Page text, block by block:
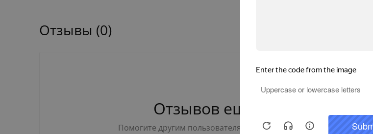
Отзывы (0)
Отзывов ещё нет — ваш
Помогите другим пользователям с выбором - будьте первым,